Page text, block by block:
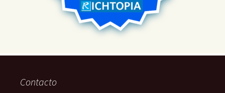
Contacto